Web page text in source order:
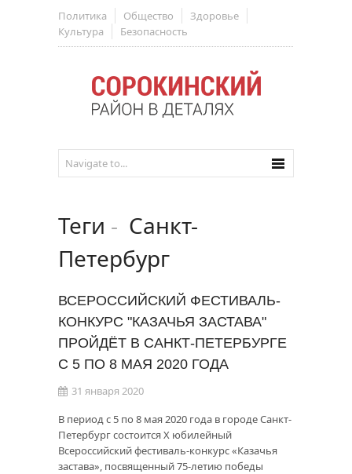
Политика Общество
Здоровье
Культура
Безопасность
Теги - Санкт-
Петербург
ВСЕРОССИЙСКИЙ ФЕСТИВАЛЬ-
КОНКУРС "КАЗАЧЬЯ ЗАСТАВА"
ПРОЙДЁТ В САНКТ-ПЕТЕРБУРГЕ
С 5 ПО 8 МАЯ 2020 ГОДА
31 января 2020
В период с 5 по 8 мая 2020 года в городе Санкт-
Петербург состоится X юбилейный
Всероссийский фестиваль-конкурс «Казачья
застава», посвященный 75-летию победы